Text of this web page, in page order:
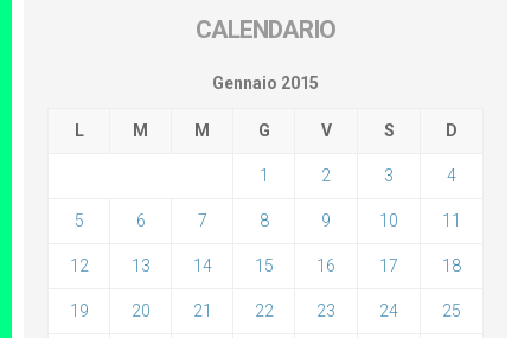
CALENDARIO
Gennaio 2015
L M M G V S D
1 2 3 4
5 6 7 8 9 10 11
12 13 14 15 16 17 18
19 20 21 22 23 24 25